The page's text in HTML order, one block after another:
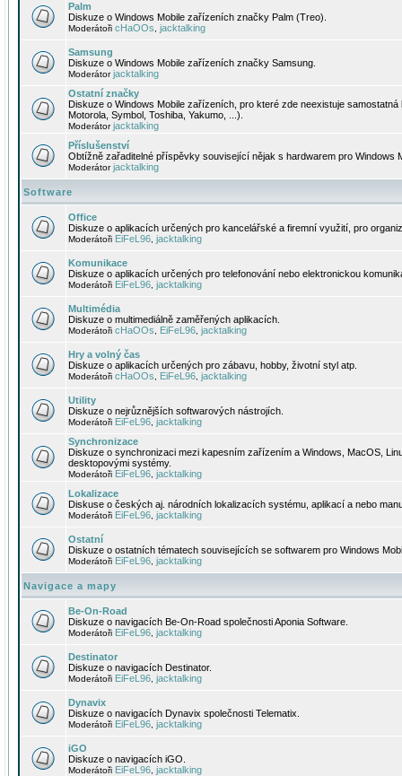
Palm
Diskuze o Windows Mobile zařízeních značky Palm (Treo).
Moderátoři cHaOOs jacktalking
Samsung
Diskuze o Windows Mobile zařízeních značky Samsung.
Moderátorjacktalking
Ostatní značky
Diskuze o Windows Mobile zařízeních, pro které zde neexistuje
Motorola, Symbol, Toshiba, Yakumo, ...).
Moderátorjacktalking
Příslušenství
Obtížně zařaditelné příspěvky související nějak s hardwarem pro Windows
Moderátorjacktalking
Software
Office
Diskuze o aplikacích určených pro kancelářské a firemní využití, pro
Moderátoři EiFeL96 jacktalking
Komunikace
Diskuze o aplikacích určených pro telefonování nebo elektronickou
Moderátoři EiFeL96 jacktalking
Multimédia
Diskuze o multimediálně zaměřených aplikacích.
Moderátoři cHaOOs EiFeL96 jacktalking
Hry a volný čas
Diskuze o aplikacích určených pro zábavu, hobby, životní styl atp.
Moderátoři cHaOOs EiFeL96 jacktalking
Utility
Diskuze o nejrůznějších softwarových nástrojích.
Moderátoři EiFeL96 jacktalking
Synchronizace
Diskuze o synchronizaci mezi kapesním zařízením a Windows, MacOS,
desktopovými systémy.
Moderátoři EiFeL96 jacktalking
Lokalizace
Diskuse o českých aj. národních lokalizacích systému, aplikací a nebo
Moderátoři EiFeL96 jacktalking
Ostatní
Diskuze o ostatních tématech souvisejících se softwarem pro Windows
Moderátoři EiFeL96 jacktalking
Navigace a mapy
Be-On-Road
Diskuze o navigacích Be-On-Road společnosti Aponia Software.
Moderátoři EiFeL96 jacktalking
Destinator
Diskuze o navigacích Destinator.
Moderátoři EiFeL96 jacktalking
Dynavix
Diskuze o navigacích Dynavix společnosti Telematix.
Moderátoři EiFeL96 jacktalking
iGO
Diskuze o navigacích iGO.
Moderátoři EiFeL96 jacktalking